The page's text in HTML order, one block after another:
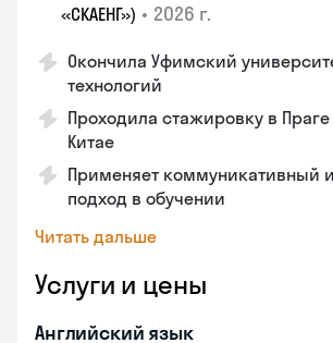
«СКАЕНГ») • 2026 г.
Окончила Уфимский
технологий
Проходила стажировку в
Китае
Применяет коммуникативный
подход в обучении
Читать дальше
Услуги и цены
Английский язык